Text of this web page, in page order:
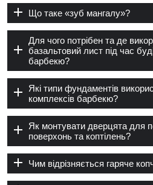
Що таке «зуб мангалу»?
Для чого потрібен та де
базальтовий лист під час
барбекю?
Які типи фундаментів
комплексів барбекю?
Як монтувати дверцята для
поверхонь та коптілень?
Чим відрізняється гаряче